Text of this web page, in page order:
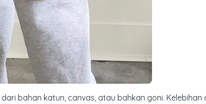
bahan katun, canvas, atau bahkan goni.